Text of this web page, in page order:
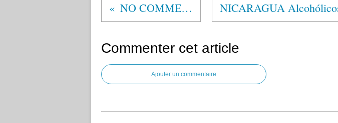
NO COMMENT
Commenter cet article
Ajouter un commentaire